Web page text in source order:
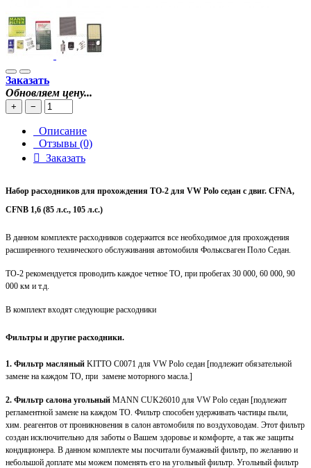
Заказать
Обновляем цену...
+ −
Описание
Отзывы (0)
Заказать
Набор расходников для прохождения ТО-2 для VW Polo седан с двиг. CFNA,
CFNB 1,6 (85 л.с., 105 л.с.)
В данном комплекте расходников содержится все необходимое для прохождения
расширенного технического обслуживания автомобиля Фольксваген Поло Седан.
ТО-2 рекомендуется проводить каждое четное ТО, при пробегах 30 000, 60 000, 90
000 км и т.д.
В комплект входят следующие расходники
Фильтры и другие расходники.
1. Фильтр масляный KITTO C0071 для VW Polo седан [подлежит обязательной
замене на каждом ТО, при замене моторного масла.]
2. Фильтр салона угольный MANN CUK26010 для VW Polo седан [подлежит
регламентной замене на каждом ТО. Фильтр способен удерживать частицы пыли,
хим. реагентов от проникновения в салон автомобиля по воздуховодам. Этот фильтр
создан исключительно для заботы о Вашем здоровье и комфорте, а так же защиты
кондиционера. В данном комплекте мы посчитали бумажный фильтр, по желанию и
небольшой доплате мы можем поменять его на угольный фильтр. Угольный фильтр